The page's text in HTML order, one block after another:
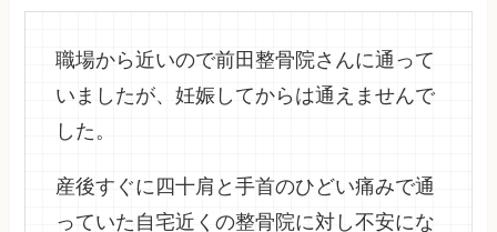
職場から近いので前田整骨院さんに通って
いましたが、妊娠してからは通えませんで
した。
産後すぐに四十肩と手首のひどい痛みで通
っていた自宅近くの整骨院に対し不安にな